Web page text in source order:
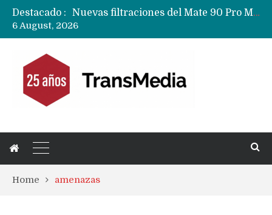
Destacado :
Nuevas filtraciones del Mate 90 Pro Max apuntan a potenciar las cámaras y pantalla OLED doble capa
Apple dice que más ex empleados se llevaron datos confidenciales a OpenAI
6 August, 2026
Home amenazas